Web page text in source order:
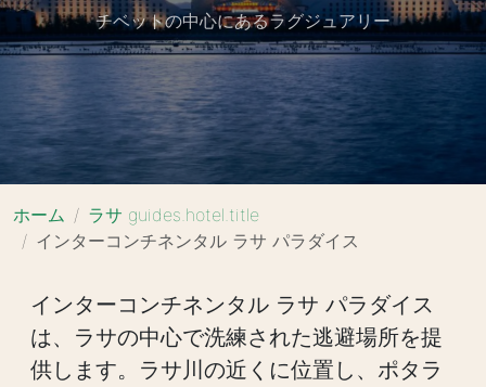
チベットの中心にあるラグジュアリー
ホーム
ラサ guides.hotel.title
インターコンチネンタル ラサ パラダイス
インターコンチネンタル ラサ パラダイス
は、ラサの中心で洗練された逃避場所を提
供します。ラサ川の近くに位置し、ポタラ